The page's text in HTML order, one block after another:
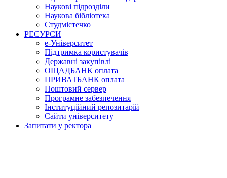
Наукові підрозділи
Наукова бібліотека
Студмістечко
РЕСУРСИ
е-Університет
Підтримка користувачів
Державні закупівлі
ОЩАДБАНК оплата
ПРИВАТБАНК оплата
Поштовий сервер
Програмне забезпечення
Інституційний репозитарій
Сайти університету
Запитати у ректора